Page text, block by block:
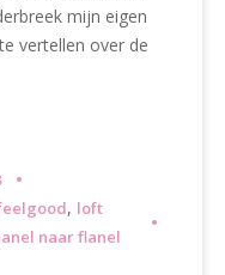
mijn eigen
vertellen over de
, loft
naar flanel